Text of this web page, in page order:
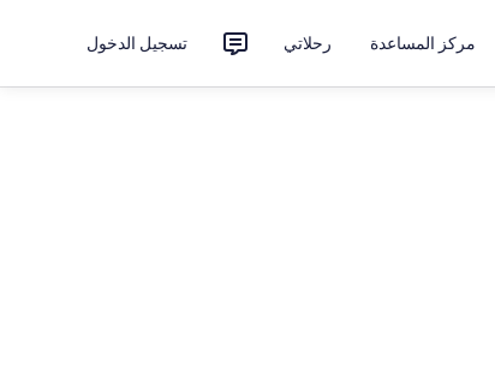
مركز المساعدة رحلاتي تسجيل الدخول